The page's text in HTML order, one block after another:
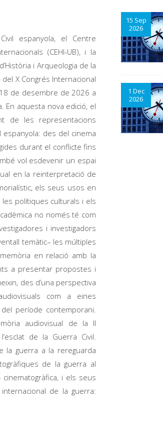
espanyola, el Centre
(CEHI-UB), i la
i Arqueologia de la
X Congrés Internacional
de desembre de 2026 a
En aquesta nova edició, el
de les representacions
des del cinema
durant el conflicte fins
vol esdevenir un espai
en la reinterpretació de
els seus usos en
polítiques culturals i els
no només té com
i investigadors
temàtic– les múltiples
en relació amb la
a presentar propostes i
des d’una perspectiva
com a eines
del període contemporani.
audiovisual de la II
de la Guerra Civil.
la guerra a la rereguarda
de la guerra al
i els seus
de la guerra:
15 Sep
2026
1 Dec
2026